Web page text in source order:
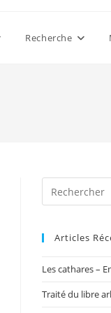
Recherche
Articles
Les cathares –
Traité du libre